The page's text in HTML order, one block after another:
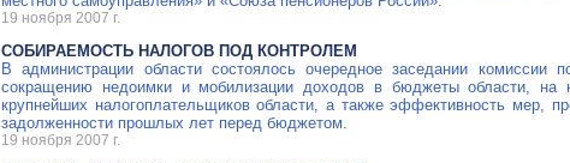
19 ноября 2007 г.
СОБИРАЕМОСТЬ НАЛОГОВ ПОД КОНТРОЛЕМ
В администрации области состоялось очередное заседании комиссии
сокращению недоимки и мобилизации доходов в бюджеты области, на
крупнейших налогоплательщиков области, а также эффективность мер,
задолженности прошлых лет перед бюджетом.
19 ноября 2007 г.